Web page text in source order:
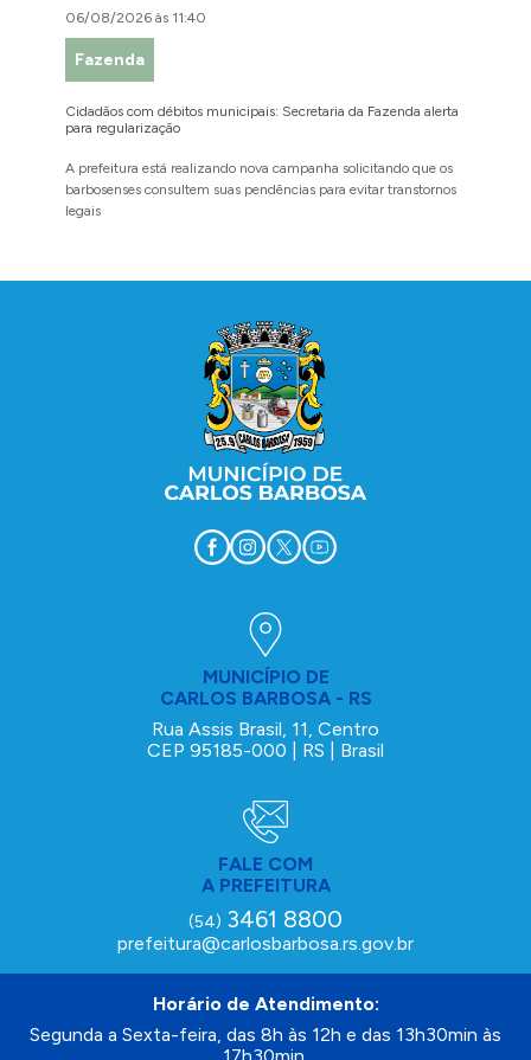
06/08/2026 às 11:40
Fazenda
Cidadãos com débitos municipais: Secretaria da Fazenda alerta
para regularização
A prefeitura está realizando nova campanha solicitando que os
barbosenses consultem suas pendências para evitar transtornos
legais
MUNICÍPIO DE
CARLOS BARBOSA - RS
Rua Assis Brasil, 11, Centro
CEP 95185-000 | RS | Brasil
FALE COM
A PREFEITURA
(54) 3461 8800
prefeitura@carlosbarbosa.rs.gov.br
Horário de Atendimento:
Segunda a Sexta-feira, das 8h às 12h e das 13h30min às